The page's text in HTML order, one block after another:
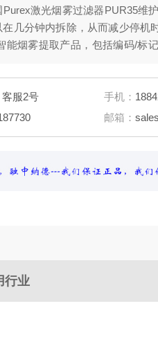
Purex激光烟雾过滤器PUR35维
在几分钟内拆除，从而减少停机
能烟雾提取产品，包括编码/标
客服2号 手机：
邮箱：
行业